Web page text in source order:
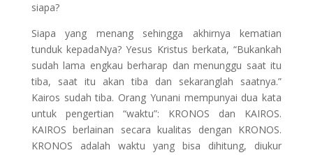
siapa?
Siapa yang menang sehingga akhirnya kematian
tunduk kepadaNya? Yesus Kristus berkata, “Bukankah
sudah lama engkau berharap dan menunggu saat itu
tiba, saat itu akan tiba dan sekaranglah saatnya.”
Kairos sudah tiba. Orang Yunani mempunyai dua kata
untuk pengertian “waktu”: KRONOS dan KAIROS.
KAIROS berlainan secara kualitas dengan KRONOS.
KRONOS adalah waktu yang bisa dihitung, diukur